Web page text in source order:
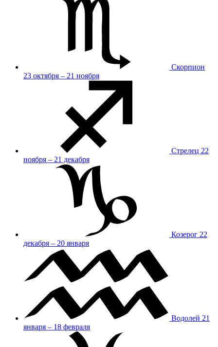
Скорпион
23 октября – 21 ноября
Стрелец 22
ноября – 21 декабря
Козерог 22
декабря – 20 января
Водолей 21
января – 18 февраля